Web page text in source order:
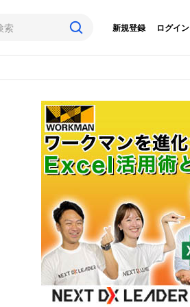
ログイン
新規登録